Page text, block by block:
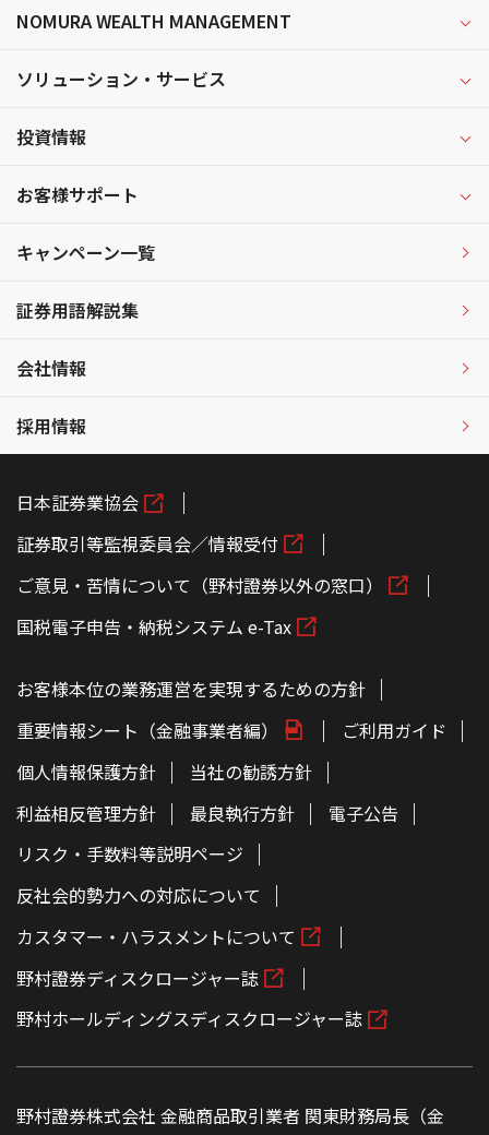
NOMURA WEALTH MANAGEMENT
ソリューション・サービス
投資情報
お客様サポート
キャンペーン一覧
証券用語解説集
会社情報
採用情報
日本証券業協会
証券取引等監視委員会／情報受付
ご意見・苦情について（野村證券以外の窓口）
国税電子申告・納税システム e-Tax
お客様本位の業務運営を実現するための方針
重要情報シート（金融事業者編）
ご利用ガイド
個人情報保護方針
当社の勧誘方針
利益相反管理方針
最良執行方針
電子公告
リスク・手数料等説明ページ
反社会的勢力への対応について
カスタマー・ハラスメントについて
野村證券ディスクロージャー誌
野村ホールディングスディスクロージャー誌
野村證券株式会社 金融商品取引業者 関東財務局長（金